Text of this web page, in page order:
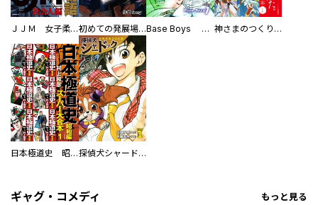
ＪＪＭ 女子柔道部物語 社会人編 初めての発展場 【白抜き修正版】 Base Boys 新装版 神さまのつくりかた。スーパー大合本
日本極道史 昭和編 スーパー大合本 探偵犬シャードック（新装版）
ギャグ・コメディ もっと見る